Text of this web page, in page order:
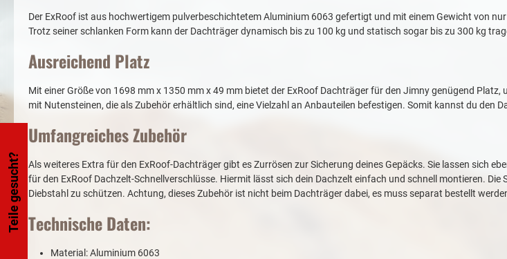
Der ExRoof ist aus hochwertigem pulverbeschichtetem Aluminium 6063 gefertigt und mit einem Gewicht von
Trotz seiner schlanken Form kann der Dachträger dynamisch bis zu 100 kg und statisch sogar bis zu 300 kg
Ausreichend Platz
Mit einer Größe von 1698 mm x 1350 mm x 49 mm bietet der ExRoof Dachträger für den Jimny genügend
mit Nutensteinen, die als Zubehör erhältlich sind, eine Vielzahl an Anbauteilen befestigen. Somit kannst du den
Umfangreiches Zubehör
Als weiteres Extra für den ExRoof-Dachträger gibt es Zurrösen zur Sicherung deines Gepäcks. Sie lassen sich
für den ExRoof Dachzelt-Schnellverschlüsse. Hiermit lässt sich dein Dachzelt einfach und schnell montieren.
Diebstahl zu schützen. Achtung, dieses Zubehör ist nicht beim Dachträger dabei, es muss separat bestellt
Technische Daten:
Material: Aluminium 6063
Teile gesucht?